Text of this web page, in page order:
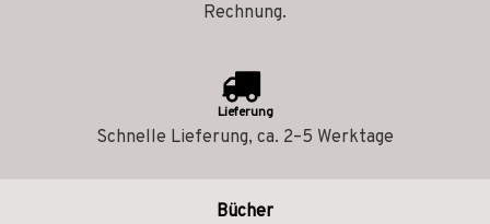
Rechnung.
Lieferung
Schnelle Lieferung, ca. 2–5 Werktage
Bücher